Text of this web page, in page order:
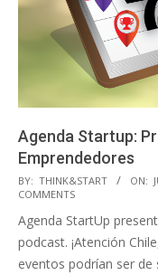
Agenda Startup:
Emprendedores
2014-
07-
21
BY: THINK&START ON:
COMMENTS
Agenda StartUp
podcast. ¡Atención
eventos podrían ser de